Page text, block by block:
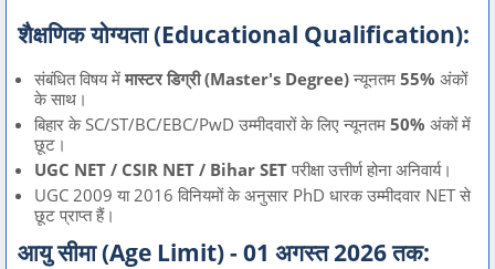
शैक्षणिक योग्यता (Educational Qualification):
संबंधित विषय में मास्टर डिग्री (Master's Degree) न्यूनतम 55% अंकों
के साथ।
बिहार के SC/ST/BC/EBC/PwD उम्मीदवारों के लिए न्यूनतम 50% अंकों में
छूट।
UGC NET / CSIR NET / Bihar SET परीक्षा उत्तीर्ण होना अनिवार्य।
UGC 2009 या 2016 विनियमों के अनुसार PhD धारक उम्मीदवार NET से
छूट प्राप्त हैं।
आयु सीमा (Age Limit) - 01 अगस्त 2026 तक: